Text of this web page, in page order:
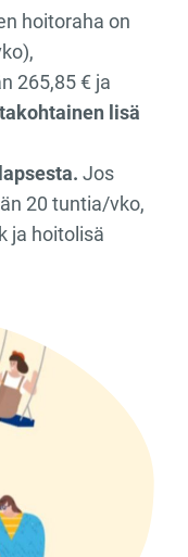
hoitoraha on
265,85 € ja
lisä
Jos
20 tuntia/vko,
ja hoitolisä